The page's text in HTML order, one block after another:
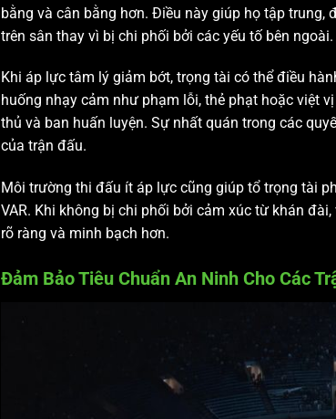
bằng và cân bằng hơn. Điều này giúp họ tập
trên sân thay vì bị chi phối bởi các yếu tố bên ngoài.
Khi áp lực tâm lý giảm bớt, trọng tài có thể điều
huống nhạy cảm như phạm lỗi, thẻ phạt hoặc việt
thủ và ban huấn luyện. Sự nhất quán trong các
của trận đấu.
Môi trường thi đấu ít áp lực cũng giúp tổ trọng tài
VAR. Khi không bị chi phối bởi cảm xúc từ khán
rõ ràng và minh bạch hơn.
Đảm Bảo Tiêu Chuẩn An Ninh Cho Các